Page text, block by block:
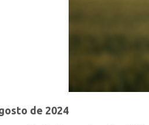
de 2024